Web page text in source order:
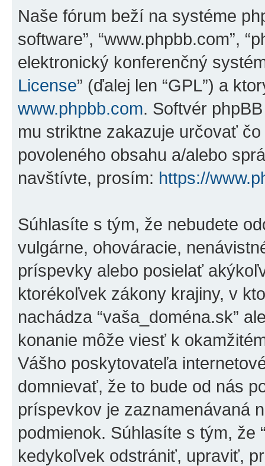
Naše fórum beží na systéme
software”, “www.phpbb.com”,
elektronický konferenčný
License” (ďalej len “GPL”) a
www.phpbb.com. Softvér
mu striktne zakazuje určovať
povoleného obsahu a/alebo
navštívte, prosím: https://
Súhlasíte s tým, že nebudete
vulgárne, ohováracie,
príspevky alebo posielať
ktorékoľvek zákony krajiny, v
nachádza “vaša_doména.sk”
konanie môže viesť k
Vášho poskytovateľa
domnievať, že to bude od nás
príspevkov je zaznamenávaná
podmienok. Súhlasíte s tým, že
kedykoľvek odstrániť, upraviť,